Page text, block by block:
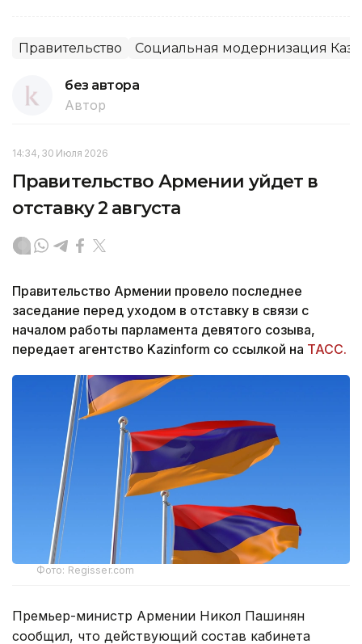
Правительство Социальная модернизация
без автора
Автор
14:34, 30 Июля 2026
Правительство Армении уйдет в
отставку 2 августа
Правительство Армении провело последнее
заседание перед уходом в отставку в связи с
началом работы парламента девятого созыва,
передает агентство Kazinform со ссылкой на ТАСС.
Фото: Regisser.com
Премьер-министр Армении Никол Пашинян
сообщил, что действующий состав кабинета